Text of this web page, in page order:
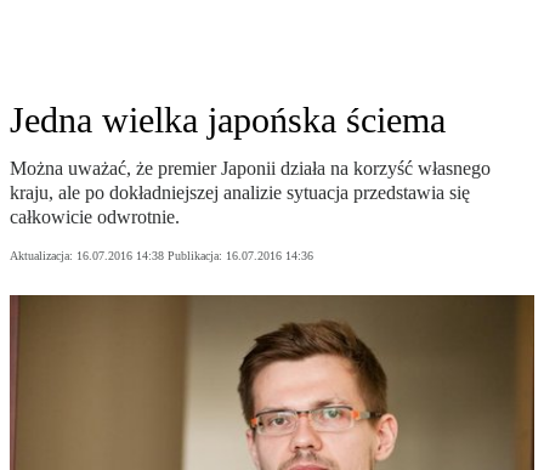
Jedna wielka japońska ściema
Można uważać, że premier Japonii działa na korzyść własnego
kraju, ale po dokładniejszej analizie sytuacja przedstawia się
całkowicie odwrotnie.
Aktualizacja: 16.07.2016 14:38 Publikacja: 16.07.2016 14:36